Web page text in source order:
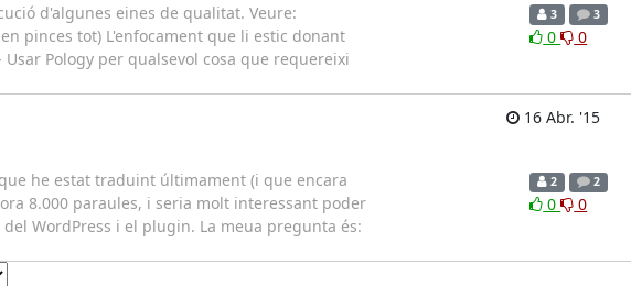
d'algunes eines de qualitat. Veure:
pinces tot) L'enfocament que li estic donant
Pology per qualsevol cosa que requereixi
3 3
0 0
16 Abr. '15
he estat traduint últimament (i que encara
8.000 paraules, i seria molt interessant poder
WordPress i el plugin. La meua pregunta és:
2 2
0 0